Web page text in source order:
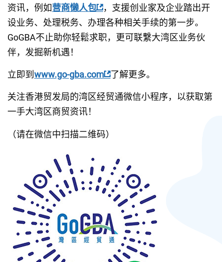
资讯，例如营商懒人包 ，支援创业家及企业踏出开
设业务、处理税务、办理各种相关手续的第一步。
GoGBA不止助你轻鬆求职，更可联繫大湾区业务伙
伴，发掘新机遇！
立即到www.go-gba.com 了解更多。
关注香港贸发局的湾区经贸通微信小程序，以获取第
一手大湾区商贸资讯！
（请在微信中扫描二维码）